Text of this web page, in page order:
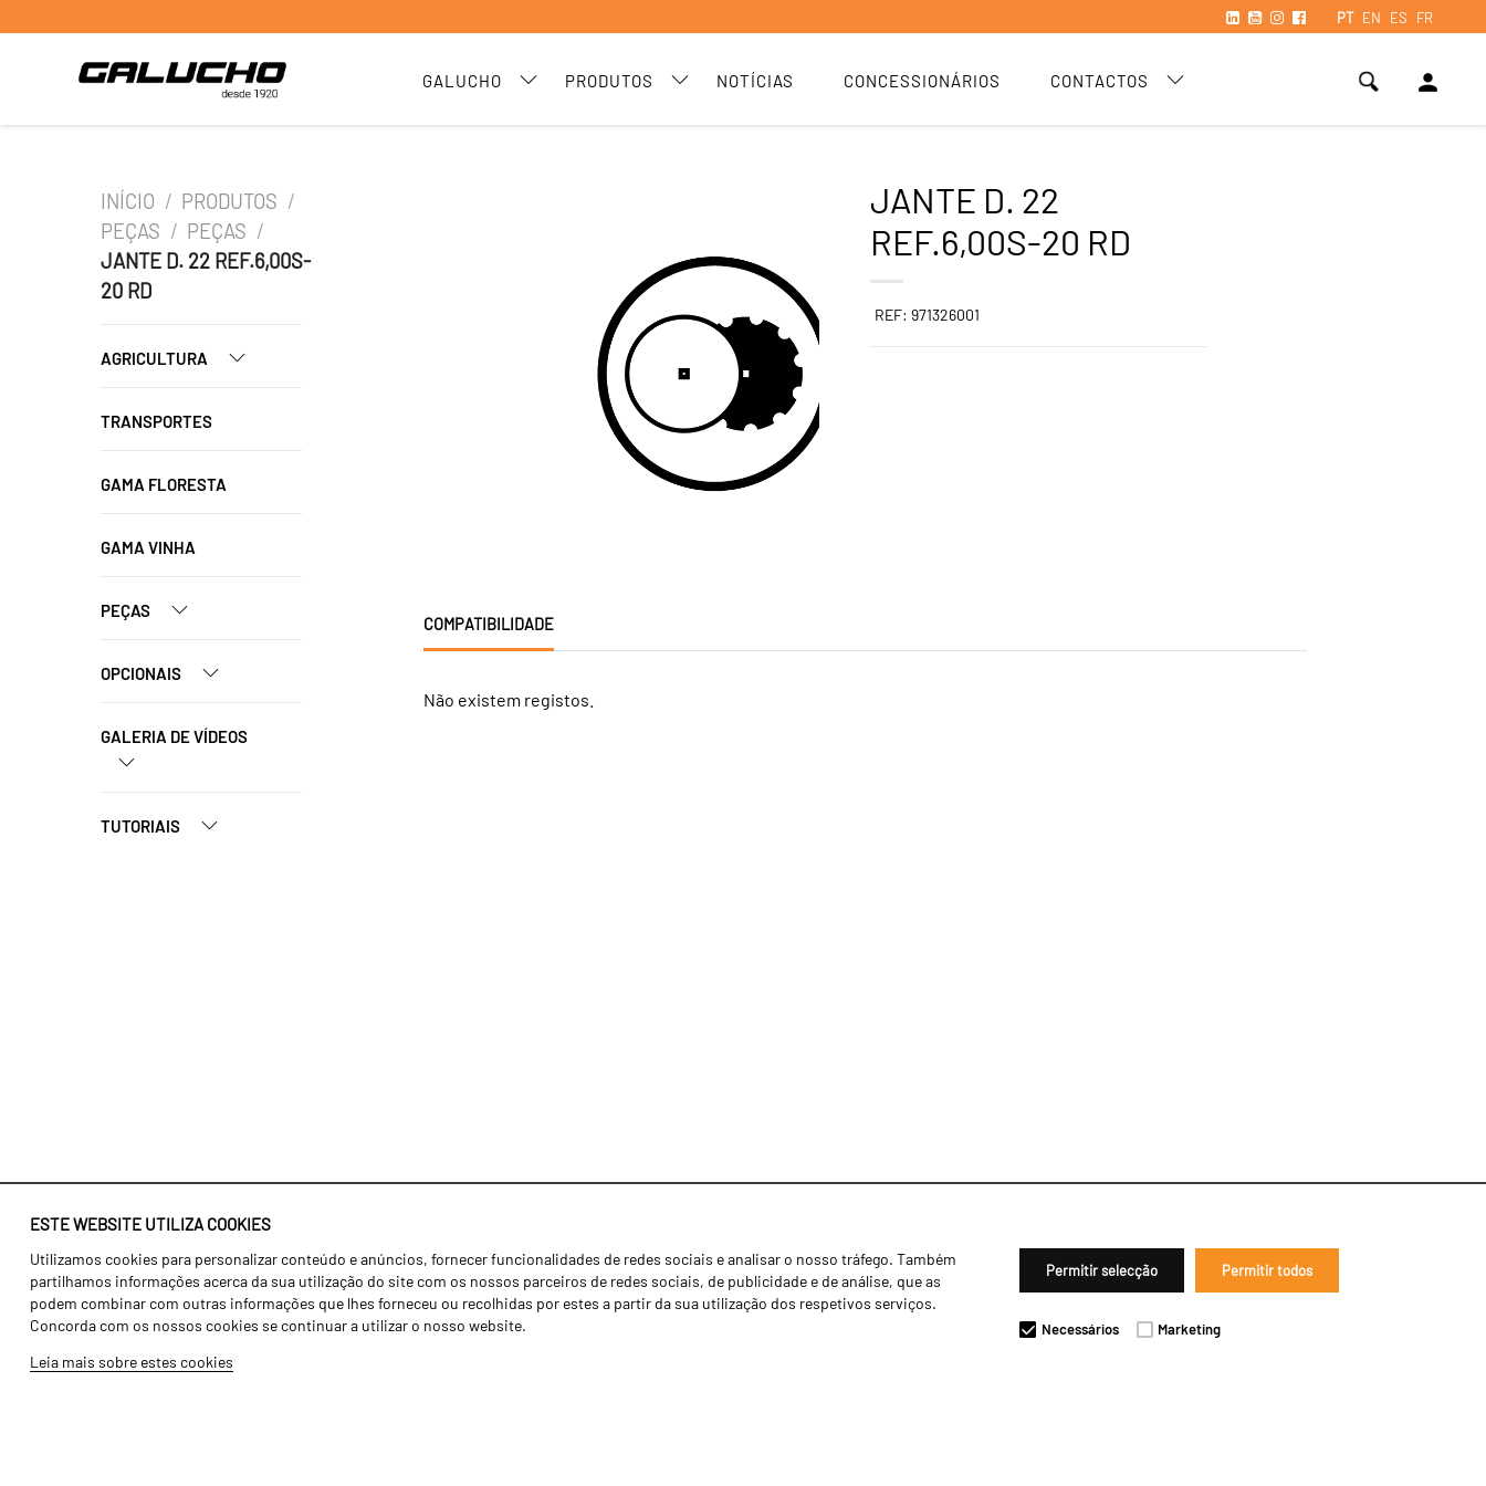
PT EN ES FR
GALUCHO PRODUTOS NOTÍCIAS CONCESSIONÁRIOS CONTACTOS person
ESTE WEBSITE UTILIZA COOKIES
Utilizamos cookies para personalizar conteúdo e anúncios, fornecer funcionalidades de redes sociais e analisar o nosso tráfego. Também
partilhamos informações acerca da sua utilização do site com os nossos parceiros de redes sociais, de publicidade e de análise, que as
podem combinar com outras informações que lhes forneceu ou recolhidas por estes a partir da sua utilização dos respetivos serviços.
Concorda com os nossos cookies se continuar a utilizar o nosso website.
Leia mais sobre estes cookies
Permitir selecção Permitir todos
Necessários Marketing
INÍCIO / PRODUTOS /
PEÇAS / PEÇAS /
JANTE D. 22 REF.6,00S-
20 RD
AGRICULTURA
TRANSPORTES
GAMA FLORESTA
GAMA VINHA
PEÇAS
OPCIONAIS
GALERIA DE VÍDEOS
TUTORIAIS
JANTE D. 22
REF.6,00S-20 RD
REF: 971326001
COMPATIBILIDADE
Não existem registos.
Identidade
História
Fábrica / Produção
Recursos Humanos
Agricultura
Transportes
Gama Floresta
Notícias
Concessionários